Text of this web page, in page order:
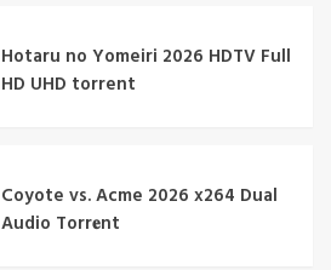
Hotaru no Yomeiri 2026 HDTV Full
HD UHD torrent
Coyote vs. Acme 2026 x264 Dual
Audio Torr𝐞nt